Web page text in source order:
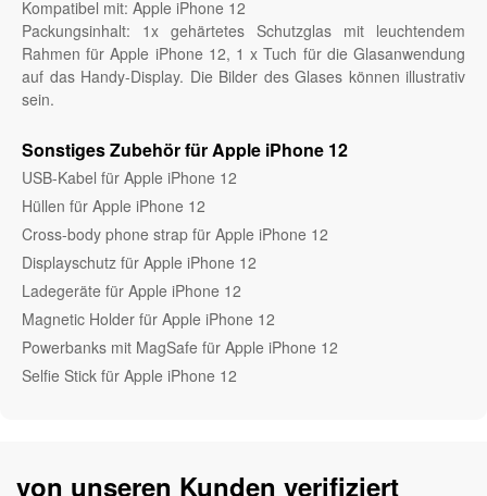
Kompatibel mit: Apple iPhone 12
Packungsinhalt: 1x gehärtetes Schutzglas mit leuchtendem
Rahmen für Apple iPhone 12, 1 x Tuch für die Glasanwendung
auf das Handy-Display. Die Bilder des Glases können illustrativ
sein.
Sonstiges Zubehör für Apple iPhone 12
USB-Kabel für Apple iPhone 12
Hüllen für Apple iPhone 12
Cross-body phone strap für Apple iPhone 12
Displayschutz für Apple iPhone 12
Ladegeräte für Apple iPhone 12
Magnetic Holder für Apple iPhone 12
Powerbanks mit MagSafe für Apple iPhone 12
Selfie Stick für Apple iPhone 12
von unseren Kunden verifiziert